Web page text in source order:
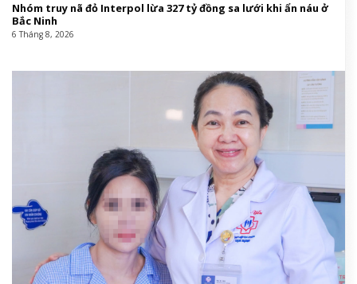
Nhóm truy nã đỏ Interpol lừa 327 tỷ đồng sa lưới khi ẩn náu ở
Bắc Ninh
6 Tháng 8, 2026